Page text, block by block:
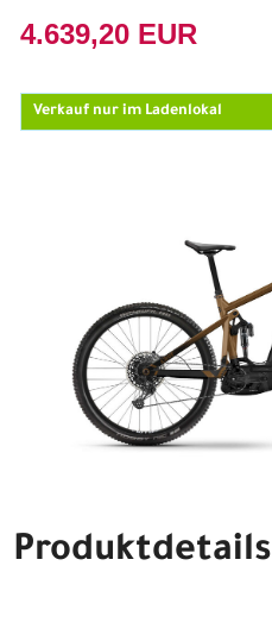
4.639,20 EUR
Verkauf nur im Ladenlokal
Produktdetails